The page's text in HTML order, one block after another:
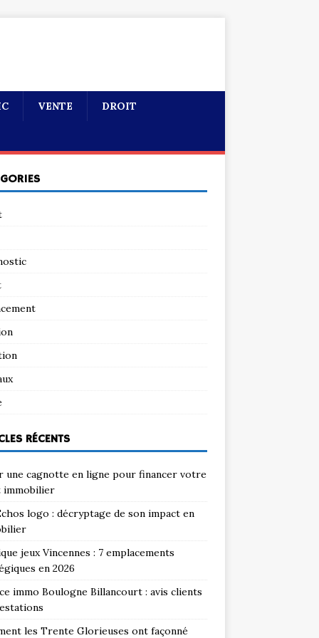
VENTE DROIT
RÉCENTS
une cagnotte en ligne pour financer votre
immobilier
logo : décryptage de son impact en
jeux Vincennes : 7 emplacements
en 2026
immo Boulogne Billancourt : avis clients
les Trente Glorieuses ont façonné